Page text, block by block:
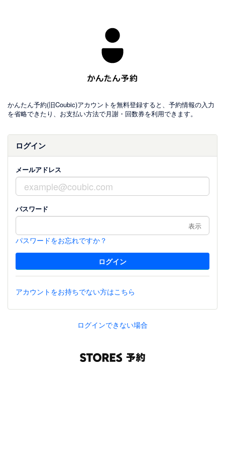
かんたん予約(旧Coubic)アカウントを無料登録すると、予約情報の入力
を省略できたり、お支払い方法で月謝・回数券を利用できます。
ログイン
メールアドレス
パスワード
表示
パスワードをお忘れですか？
アカウントをお持ちでない方はこちら
ログインできない場合